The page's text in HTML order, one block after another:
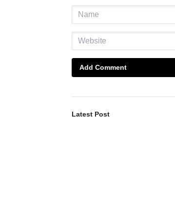
Add Comment
Latest Post